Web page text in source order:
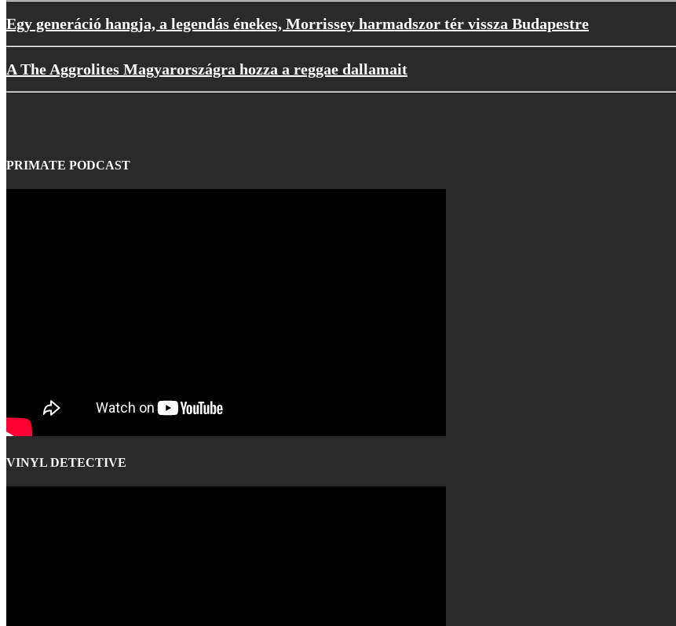
Egy generáció hangja, a legendás énekes, Morrissey harmadszor tér vissza Budapestre
A The Aggrolites Magyarországra hozza a reggae dallamait
PRIMATE PODCAST
VINYL DETECTIVE